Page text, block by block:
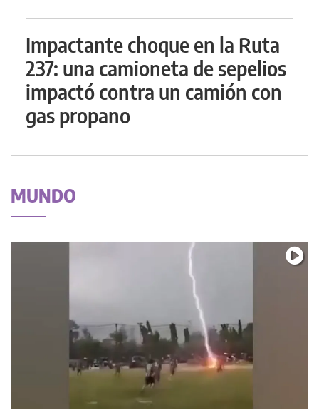
Impactante choque en la Ruta
237: una camioneta de sepelios
impactó contra un camión con
gas propano
MUNDO